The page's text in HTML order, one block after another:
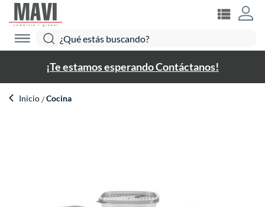
¡Te estamos esperando Contáctanos!
Inicio Cocina